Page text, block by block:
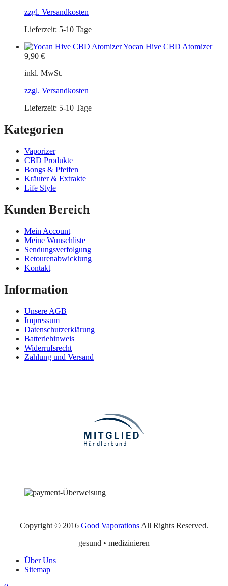
zzgl. Versandkosten
Lieferzeit: 5-10 Tage
Yocan Hive CBD Atomizer
9,90 €
inkl. MwSt.
zzgl. Versandkosten
Lieferzeit: 5-10 Tage
Kategorien
Vaporizer
CBD Produkte
Bongs & Pfeifen
Kräuter & Extrakte
Life Style
Kunden Bereich
Mein Account
Meine Wunschliste
Sendungsverfolgung
Retourenabwicklung
Kontakt
Information
Unsere AGB
Impressum
Datenschutzerklärung
Batteriehinweis
Widerrufsrecht
Zahlung und Versand
Copyright © 2016 Good Vaporations All Rights Reserved.
gesund • medizinieren
Über Uns
Sitemap